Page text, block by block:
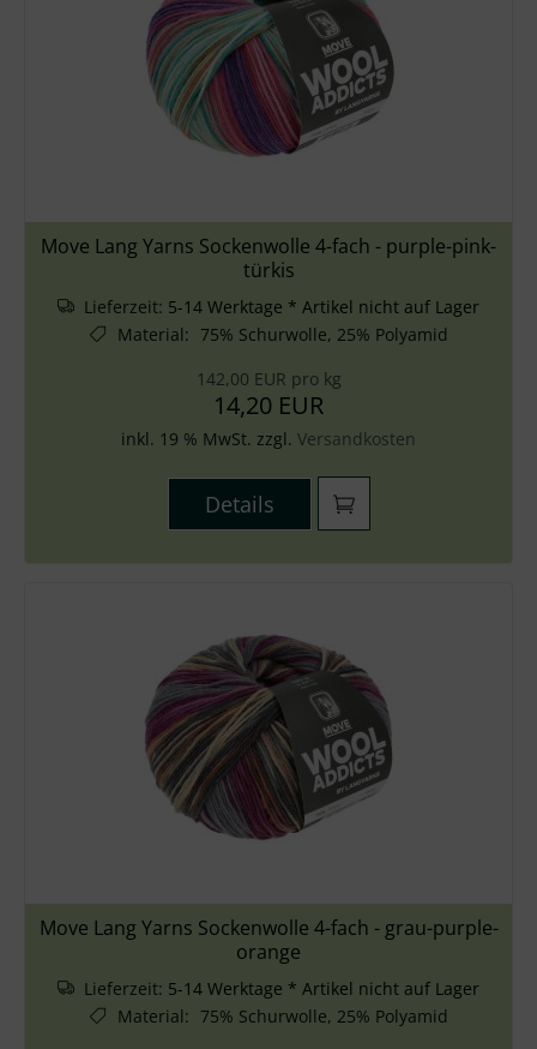
Move Lang Yarns Sockenwolle 4-fach - purple-pink-
türkis
Lieferzeit: 5-14 Werktage * Artikel nicht auf Lager
Material: 75% Schurwolle, 25% Polyamid
142,00 EUR pro kg
14,20 EUR
inkl. 19 % MwSt. zzgl. Versandkosten
Details
Move Lang Yarns Sockenwolle 4-fach - grau-purple-
orange
Lieferzeit: 5-14 Werktage * Artikel nicht auf Lager
Material: 75% Schurwolle, 25% Polyamid